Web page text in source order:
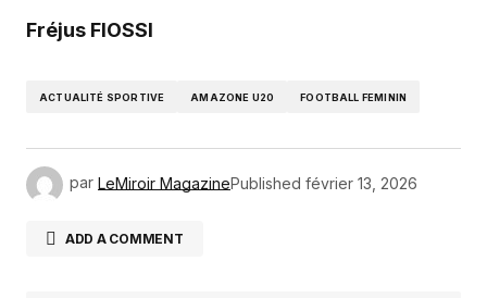
Fréjus FIOSSI
ACTUALITÉ SPORTIVE AMAZONE U20 FOOTBALL FEMININ
par LeMiroir MagazinePublished février 13, 2026
ADD A COMMENT